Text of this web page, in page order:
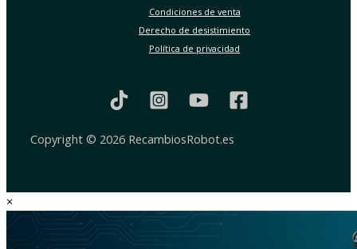
Condiciones de venta
Derecho de desistimiento
Política de privacidad
Copyright © 2026 RecambiosRobot.es
×